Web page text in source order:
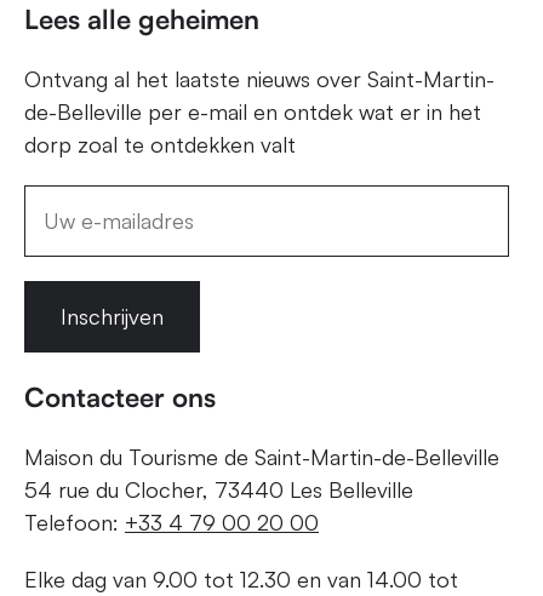
Lees alle geheimen
Ontvang al het laatste nieuws over Saint-Martin-
de-Belleville per e-mail en ontdek wat er in het
dorp zoal te ontdekken valt
Inschrijven
Contacteer ons
Maison du Tourisme de Saint-Martin-de-Belleville
54 rue du Clocher, 73440 Les Belleville
Telefoon: +33 4 79 00 20 00
Elke dag van 9.00 tot 12.30 en van 14.00 tot